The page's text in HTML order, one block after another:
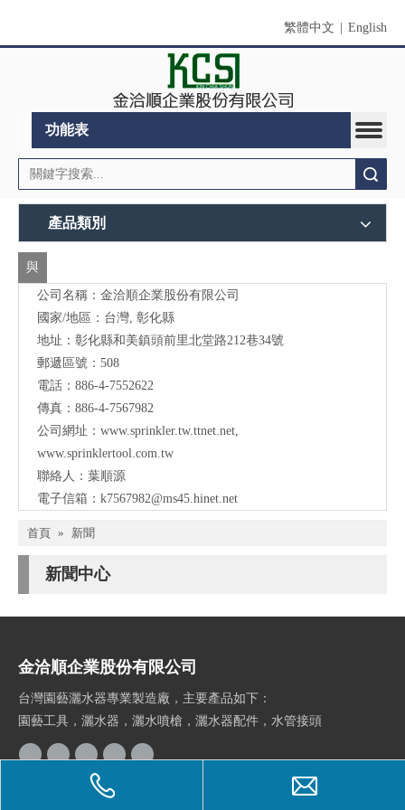
繁體中文 English
功能表
產品類別
與
我
們
聯
絡
公司名稱：金洽順企業股份有限公司
國家/地區：台灣, 彰化縣
地址： 彰化縣和美鎮頭前里北堂路212巷34號
郵遞區號：508
電話：886-4-7552622
傳真：886-4-7567982
公司網址： www.sprinkler.tw.ttnet.net
www.sprinklertool.com.tw
聯絡人：葉順源
電子信箱： k7567982@ms45.hinet.net
首頁 » 新聞
新聞中心
金洽順企業股份有限公司
台灣園藝灑水器專業製造廠，主要產品如下：
園藝工具，灑水器，灑水噴槍，灑水器配件，水管接頭
產品分類